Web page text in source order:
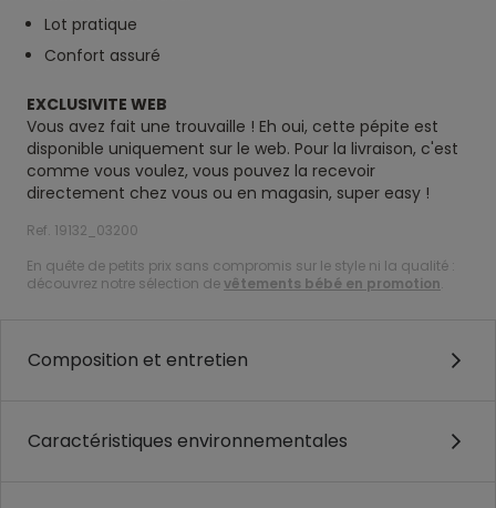
Lot pratique
Confort assuré
EXCLUSIVITE WEB
Vous avez fait une trouvaille ! Eh oui, cette pépite est
disponible uniquement sur le web. Pour la livraison, c'est
comme vous voulez, vous pouvez la recevoir
directement chez vous ou en magasin, super easy !
Ref. 19132_03200
En quête de petits prix sans compromis sur le style ni la qualité :
découvrez notre sélection devêtements bébé en promotion.
Composition et entretien
Caractéristiques environnementales